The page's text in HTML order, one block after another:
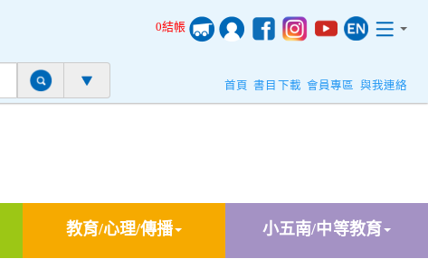
0結帳
首頁 書目下載 會員專區 與我連絡
教育/心理/傳播 小五南/中等教育